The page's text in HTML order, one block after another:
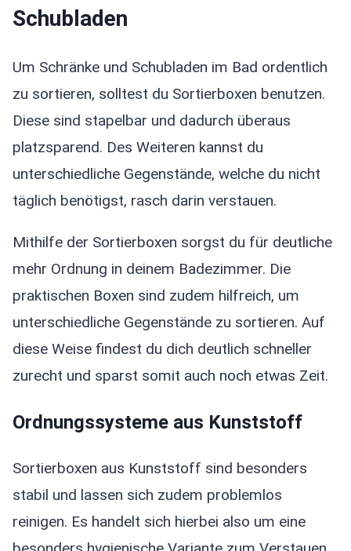
Schubladen
Um Schränke und Schubladen im Bad ordentlich
zu sortieren, solltest du Sortierboxen benutzen.
Diese sind stapelbar und dadurch überaus
platzsparend. Des Weiteren kannst du
unterschiedliche Gegenstände, welche du nicht
täglich benötigst, rasch darin verstauen.
Mithilfe der Sortierboxen sorgst du für deutliche
mehr Ordnung in deinem Badezimmer. Die
praktischen Boxen sind zudem hilfreich, um
unterschiedliche Gegenstände zu sortieren. Auf
diese Weise findest du dich deutlich schneller
zurecht und sparst somit auch noch etwas Zeit.
Ordnungssysteme aus Kunststoff
Sortierboxen aus Kunststoff sind besonders
stabil und lassen sich zudem problemlos
reinigen. Es handelt sich hierbei also um eine